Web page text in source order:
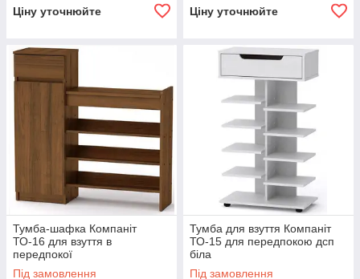
Ціну уточнюйте Ціну уточнюйте
Тумба-шафка Компаніт
ТО-16 для взуття в
передпокої
Під замовлення
Тумба для взуття Компаніт
ТО-15 для передпокою дсп
біла
Під замовлення